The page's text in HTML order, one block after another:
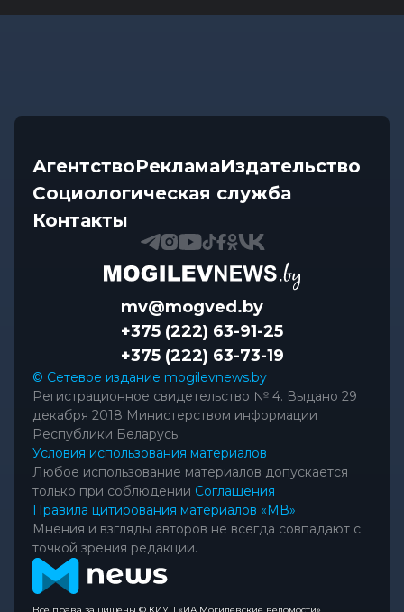
АгентствоРекламаИздательство
Социологическая служба
Контакты
mv@mogved.by
+375 (222) 63-91-25
+375 (222) 63-73-19
© Сетевое издание mogilevnews.by
Регистрационное свидетельство № 4. Выдано 29
декабря 2018 Министерством информации
Республики Беларусь
Условия использования материалов
Любое использование материалов допускается
только при соблюдении Соглашения
Правила цитирования материалов «МВ»
Мнения и взгляды авторов не всегда совпадают с
точкой зрения редакции.
Все права защищены © КИУП «ИА Могилевские ведомости»